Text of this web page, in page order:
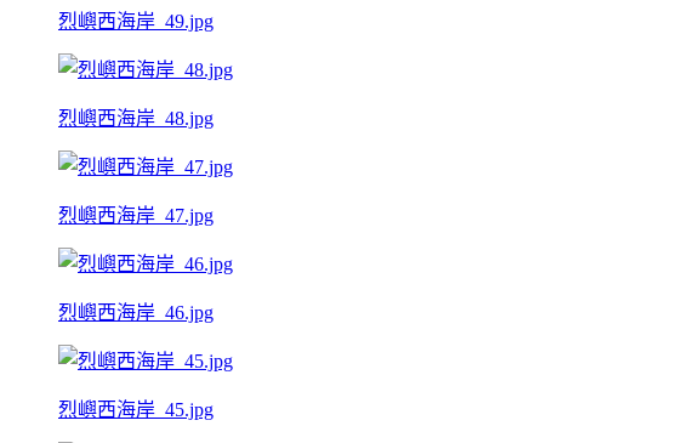
烈嶼西海岸_49.jpg
烈嶼西海岸_48.jpg
烈嶼西海岸_47.jpg
烈嶼西海岸_46.jpg
烈嶼西海岸_45.jpg